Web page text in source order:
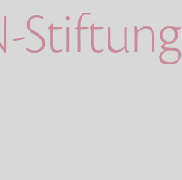
Stiftung